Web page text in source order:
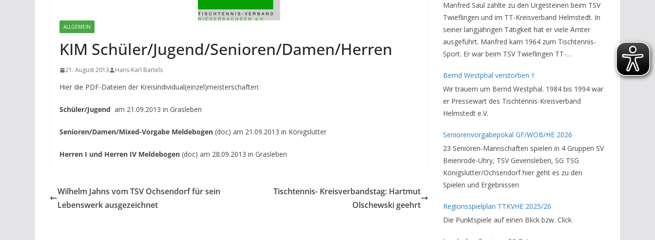
ALLGEMEIN
KIM Schüler/Jugend/Senioren/Damen/Herren
21. August 2013 Hans-Karl Bartels
Hier die PDF-Dateien der Kreisindividual(einzel)meisterschaften:
Schüler/Jugend am 21.09.2013 in Grasleben
Senioren/Damen/Mixed-Vorgabe Meldebogen (doc) am 21.09.2013 in Königslutter
Herren I und Herren IV Meldebogen (doc) am 28.09.2013 in Grasleben
Wilhelm Jahns vom TSV Ochsendorf für sein
Lebenswerk ausgezeichnet
Tischtennis- Kreisverbandstag: Hartmut
Olschewski geehrt
Manfred Saul zählte zu den Urgesteinen beim TSV
Twieflingen und im TT-Kreisverband Helmstedt. In
seiner langjährigen Tätigkeit hat er viele Ämter
ausgeführt. Manfred kam 1964 zum Tischtennis-
Sport. Er war beim TSV Twieflingen TT-
Bezirksverband Brauschweig und den TT-
Kreisverband Helmstedt unterstützte er als
Staffelleiter. Zuletzt war er Vorsitzender des
Rechtsausschusses im Kreisverband. Im stillen
Bernd Westphal verstorben †
Wir trauern um Bernd Westphal. 1984 bis 1994 war
er Pressewart des Tischtennis-Kreisverband
Helmstedt e.V.
Seniorenvorgabepokal GF/WOB/HE 2026
23 Senioren-Mannschaften spielen in 4 Gruppen SV
Beienrode-Uhry, TSV Gevensleben, SG TSG
Königslutter/Ochsendorf hier geht es zu den
Spielen und Ergebnissen
Regionsspielplan TTKVHE 2025/26
Die Punktspiele auf einen Blick bzw. Click